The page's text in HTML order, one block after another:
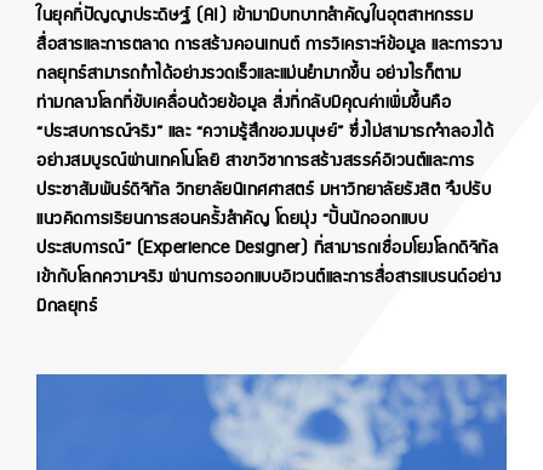
ในยุคที่ปัญญาประดิษฐ์ (AI) เข้ามามีบทบาทสำคัญในอุตสาหกรรม
สื่อสารและการตลาด การสร้างคอนเทนต์ การวิเคราะห์ข้อมูล และการวาง
กลยุทธ์สามารถทำได้อย่างรวดเร็วและแม่นยำมากขึ้น อย่างไรก็ตาม
ท่ามกลางโลกที่ขับเคลื่อนด้วยข้อมูล สิ่งที่กลับมีคุณค่าเพิ่มขึ้นคือ
“ประสบการณ์จริง” และ “ความรู้สึกของมนุษย์” ซึ่งไม่สามารถจำลองได้
อย่างสมบูรณ์ผ่านเทคโนโลยี สาขาวิชาการสร้างสรรค์อิเวนต์และการ
ประชาสัมพันธ์ดิจิทัล วิทยาลัยนิเทศศาสตร์ มหาวิทยาลัยรังสิต จึงปรับ
แนวคิดการเรียนการสอนครั้งสำคัญ โดยมุ่ง “ปั้นนักออกแบบ
ประสบการณ์” (Experience Designer) ที่สามารถเชื่อมโยงโลกดิจิทัล
เข้ากับโลกความจริง ผ่านการออกแบบอิเวนต์และการสื่อสารแบรนด์อย่าง
มีกลยุทธ์